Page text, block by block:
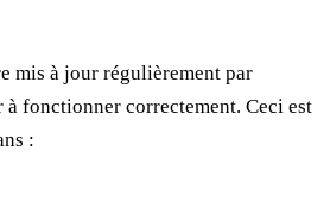
mis à jour régulièrement par
fonctionner correctement. Ceci est
: